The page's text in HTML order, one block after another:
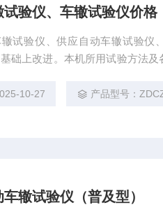
验仪、车辙试验仪价格
试验仪、供应自动车辙试验
础上改进。本机所用试验方法
10-27 产品型号：
辙试验仪（普及型）